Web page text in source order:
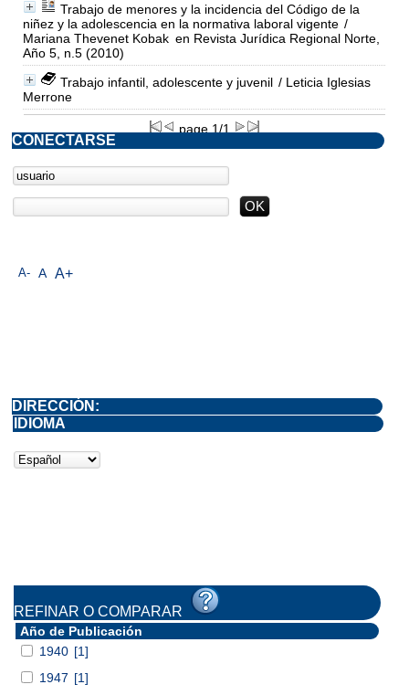
Trabajo de menores y la incidencia del Código de la
niñez y la adolescencia en la normativa laboral vigente /
Mariana Thevenet Kobak en Revista Jurídica Regional Norte,
Año 5, n.5 (2010)
Trabajo infantil, adolescente y juvenil / Leticia Iglesias
Merrone
page 1/1
A- A A+
CONECTARSE
DIRECCIÓN:
IDIOMA
REFINAR O COMPARAR
Año de Publicación
1940 [1]
1947 [1]